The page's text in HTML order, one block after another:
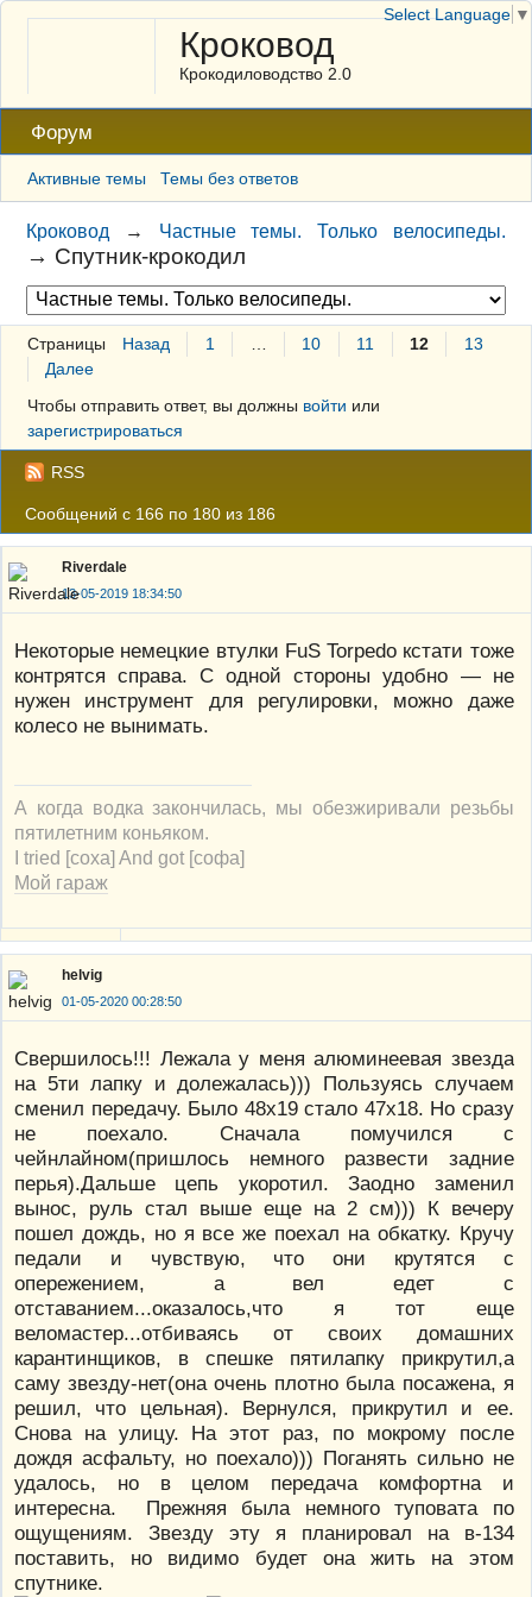
Кроковод
Крокодиловодство 2.0
Форум
Активные темы Темы без ответов
Кроковод → Частные темы. Только велосипеды.
→ Спутник-крокодил
Страницы Назад 1 10 11 12
13
Далее
Чтобы отправить ответ, вы должны войти или
зарегистрироваться
RSS
Сообщений с 166 по 180 из 186
Riverdale
13-05-2019 18:34:50
Некоторые немецкие втулки FuS Torpedo кстати тоже
контрятся справа. С одной стороны удобно — не
нужен инструмент для регулировки, можно даже
колесо не вынимать.
А когда водка закончилась, мы обезжиривали резьбы
пятилетним коньяком.
I tried [соха] And got [софа]
Мой гараж
helvig
01-05-2020 00:28:50
Свершилось!!! Лежала у меня алюминеевая звезда
на 5ти лапку и долежалась))) Пользуясь случаем
сменил передачу. Было 48х19 стало 47х18. Но сразу
не поехало. Сначала помучился с
чейнлайном(пришлось немного развести задние
перья).Дальше цепь укоротил. Заодно заменил
вынос, руль стал выше еще на 2 см))) К вечеру
пошел дождь, но я все же поехал на обкатку. Кручу
педали и чувствую, что они крутятся с
опережением, а вел едет с
отставанием...оказалось,что я тот еще
веломастер...отбиваясь от своих домашних
карантинщиков, в спешке пятилапку прикрутил,а
саму звезду-нет(она очень плотно была посажена, я
решил, что цельная). Вернулся, прикрутил и ее.
Снова на улицу. На этот раз, по мокрому после
дождя асфальту, но поехало))) Поганять сильно не
удалось, но в целом передача комфортна и
интересна. Прежняя была немного туповата по
ощущениям. Звезду эту я планировал на в-134
поставить, но видимо будет она жить на этом
спутнике.
Select Language ▼